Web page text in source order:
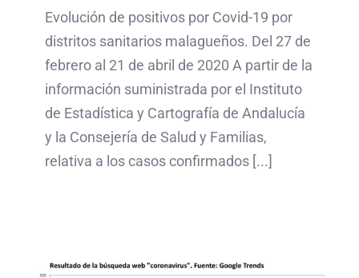
Evolución de positivos por Covid-19 por
distritos sanitarios malagueños. Del 27 de
febrero al 21 de abril de 2020 A partir de la
información suministrada por el Instituto
de Estadística y Cartografía de Andalucía
y la Consejería de Salud y Familias,
relativa a los casos confirmados [...]